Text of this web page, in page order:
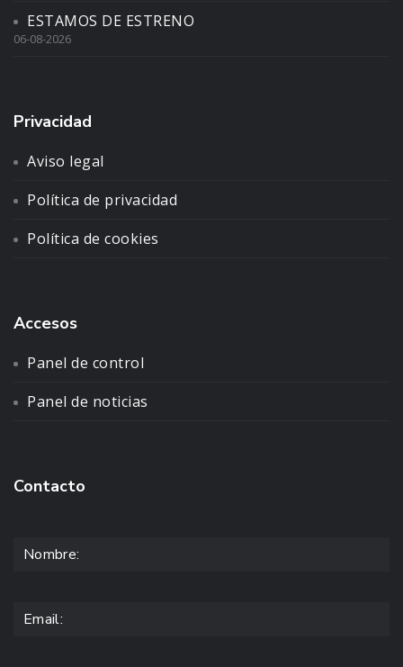
ESTAMOS DE ESTRENO
06-08-2026
Privacidad
Aviso legal
Política de privacidad
Política de cookies
Accesos
Panel de control
Panel de noticias
Contacto